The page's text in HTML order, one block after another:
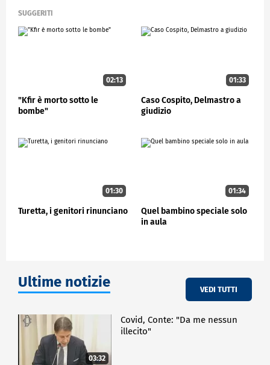
SUGGERITI
02:13
"Kfir è morto sotto le
bombe"
01:33
Caso Cospito, Delmastro a
giudizio
01:30
Turetta, i genitori rinunciano
01:34
Quel bambino speciale solo
in aula
Ultime notizie VEDI TUTTI
03:32
Covid, Conte: "Da me nessun
illecito"